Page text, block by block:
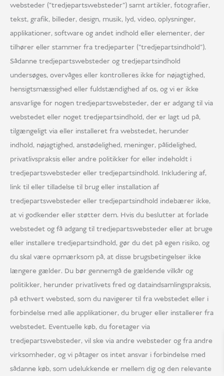
websteder ("tredjepartswebsteder") samt artikler, fotografier,
tekst, grafik, billeder, design, musik, lyd, video, oplysninger,
applikationer, software og andet indhold eller elementer, der
tilhører eller stammer fra tredjeparter ("tredjepartsindhold").
Sådanne tredjepartswebsteder og tredjepartsindhold
undersøges, overvåges eller kontrolleres ikke for nøjagtighed,
hensigtsmæssighed eller fuldstændighed af os, og vi er ikke
ansvarlige for nogen tredjepartswebsteder, der er adgang til via
webstedet eller noget tredjepartsindhold, der er lagt ud på,
tilgængeligt via eller installeret fra webstedet, herunder
indhold, nøjagtighed, anstødelighed, meninger, pålidelighed,
privatlivspraksis eller andre politikker for eller indeholdt i
tredjepartswebsteder eller tredjepartsindhold. Inkludering af,
link til eller tilladelse til brug eller installation af
tredjepartswebsteder eller tredjepartsindhold indebærer ikke,
at vi godkender eller støtter dem. Hvis du beslutter at forlade
webstedet og få adgang til tredjepartswebsteder eller at bruge
eller installere tredjepartsindhold, gør du det på egen risiko, og
du skal være opmærksom på, at disse brugsbetingelser ikke
længere gælder. Du bør gennemgå de gældende vilkår og
politikker, herunder privatlivets fred og dataindsamlingspraksis,
på ethvert websted, som du navigerer til fra webstedet eller i
forbindelse med alle applikationer, du bruger eller installerer fra
webstedet. Eventuelle køb, du foretager via
tredjepartswebsteder, vil ske via andre websteder og fra andre
virksomheder, og vi påtager os intet ansvar i forbindelse med
sådanne køb, som udelukkende er mellem dig og den relevante